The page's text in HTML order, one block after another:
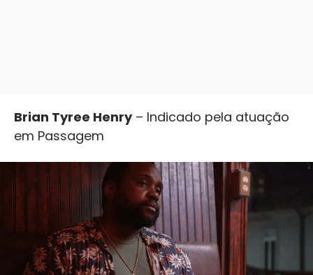
Brian Tyree Henry– Indicado pela atuação
em Passagem